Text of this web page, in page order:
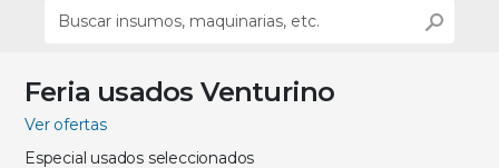
Feria usados Venturino
Ver ofertas
Especial usados seleccionados